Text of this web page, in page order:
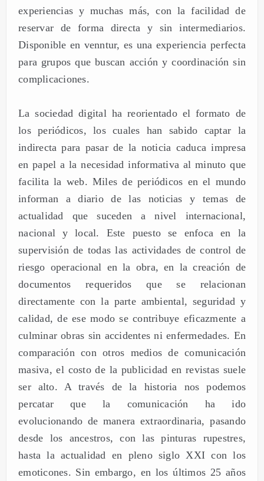
experiencias y muchas más, con la facilidad de
reservar de forma directa y sin intermediarios.
Disponible en venntur, es una experiencia perfecta
para grupos que buscan acción y coordinación sin
complicaciones.
La sociedad digital ha reorientado el formato de
los periódicos, los cuales han sabido captar la
indirecta para pasar de la noticia caduca impresa
en papel a la necesidad informativa al minuto que
facilita la web. Miles de periódicos en el mundo
informan a diario de las noticias y temas de
actualidad que suceden a nivel internacional,
nacional y local. Este puesto se enfoca en la
supervisión de todas las actividades de control de
riesgo operacional en la obra, en la creación de
documentos requeridos que se relacionan
directamente con la parte ambiental, seguridad y
calidad, de ese modo se contribuye eficazmente a
culminar obras sin accidentes ni enfermedades. En
comparación con otros medios de comunicación
masiva, el costo de la publicidad en revistas suele
ser alto. A través de la historia nos podemos
percatar que la comunicación ha ido
evolucionando de manera extraordinaria, pasando
desde los ancestros, con las pinturas rupestres,
hasta la actualidad en pleno siglo XXI con los
emoticones. Sin embargo, en los últimos 25 años